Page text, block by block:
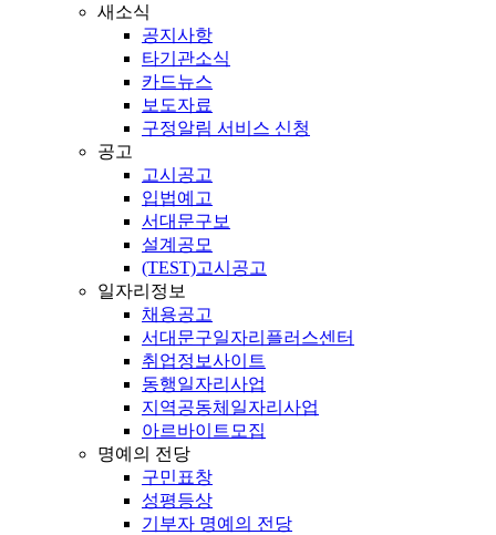
새소식
공지사항
타기관소식
카드뉴스
보도자료
구정알림 서비스 신청
공고
고시공고
입법예고
서대문구보
설계공모
(TEST)고시공고
일자리정보
채용공고
서대문구일자리플러스센터
취업정보사이트
동행일자리사업
지역공동체일자리사업
아르바이트모집
명예의 전당
구민표창
성평등상
기부자 명예의 전당